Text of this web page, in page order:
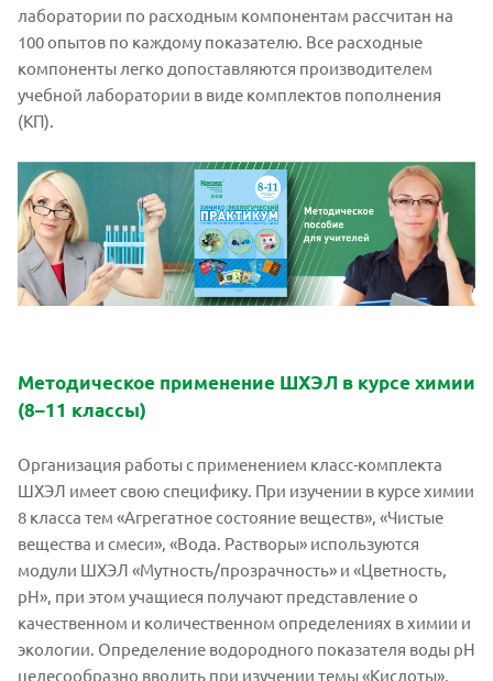
лаборатории по расходным компонентам рассчитан на
100 опытов по каждому показателю. Все расходные
компоненты легко допоставляются производителем
учебной лаборатории в виде комплектов пополнения
(КП).
Методическое применение ШХЭЛ в курсе химии
(8–11 классы)
Организация работы с применением класс-комплекта
ШХЭЛ имеет свою специфику. При изучении в курсе химии
8 класса тем «Агрегатное состояние веществ», «Чистые
вещества и смеси», «Вода. Растворы» используются
модули ШХЭЛ «Мутность/прозрачность» и «Цветность,
рН», при этом учащиеся получают представление о
качественном и количественном определениях в химии и
экологии. Определение водородного показателя воды рН
целесообразно вводить при изучении темы «Кислоты»,